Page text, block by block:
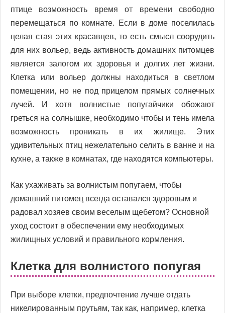
птице возможность время от времени свободно
перемещаться по комнате. Если в доме поселилась
целая стая этих красавцев, то есть смысл соорудить
для них вольер, ведь активность домашних питомцев
является залогом их здоровья и долгих лет жизни.
Клетка или вольер должны находиться в светлом
помещении, но не под прицелом прямых солнечных
лучей. И хотя волнистые попугайчики обожают
греться на солнышке, необходимо чтобы и тень имела
возможность проникать в их жилище. Этих
удивительных птиц нежелательно селить в ванне и на
кухне, а также в комнатах, где находятся компьютеры.
Как ухаживать за волнистым попугаем, чтобы
домашний питомец всегда оставался здоровым и
радовал хозяев своим веселым щебетом? Основной
уход состоит в обеспечении ему необходимых
жилищных условий и правильного кормления.
Клетка для волнистого попугая
При выборе клетки, предпочтение лучше отдать
никелированным прутьям, так как, например, клетка